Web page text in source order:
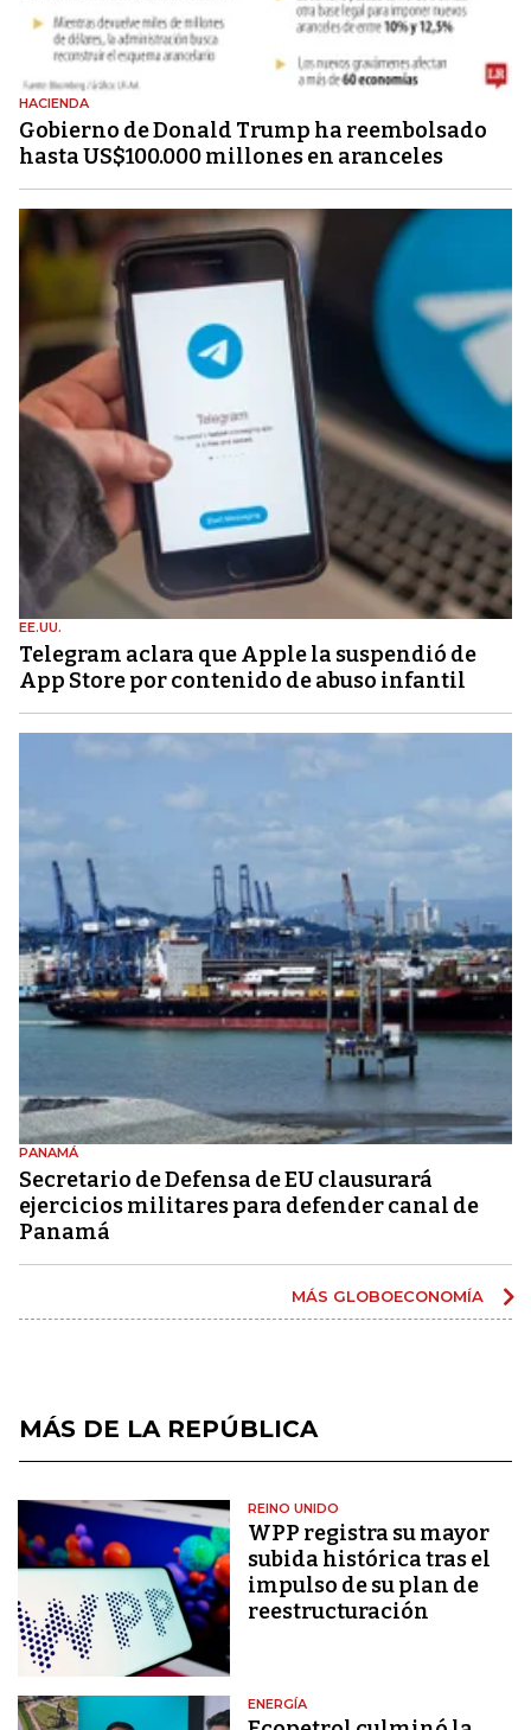
HACIENDA
Gobierno de Donald Trump ha reembolsado
hasta US$100.000 millones en aranceles
EE.UU.
Telegram aclara que Apple la suspendió de
App Store por contenido de abuso infantil
PANAMÁ
Secretario de Defensa de EU clausurará
ejercicios militares para defender canal de
Panamá
MÁS GLOBOECONOMÍA
MÁS DE LA REPÚBLICA
REINO UNIDO
WPP registra su mayor
subida histórica tras el
impulso de su plan de
reestructuración
ENERGÍA